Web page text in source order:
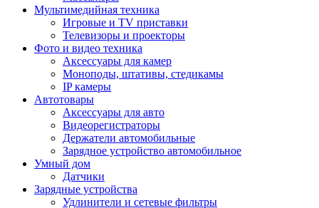
Мультимедийная техника
Игровые и TV приставки
Телевизоры и проекторы
Фото и видео техника
Аксессуары для камер
Моноподы, штативы, стедикамы
IP камеры
Автотовары
Аксессуары для авто
Видеорегистраторы
Держатели автомобильные
Зарядное устройство автомобильное
Умный дом
Датчики
Зарядные устройства
Удлинители и сетевые фильтры